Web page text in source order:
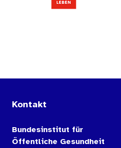
Kontakt
Bundesinstitut für
Öffentliche Gesundheit